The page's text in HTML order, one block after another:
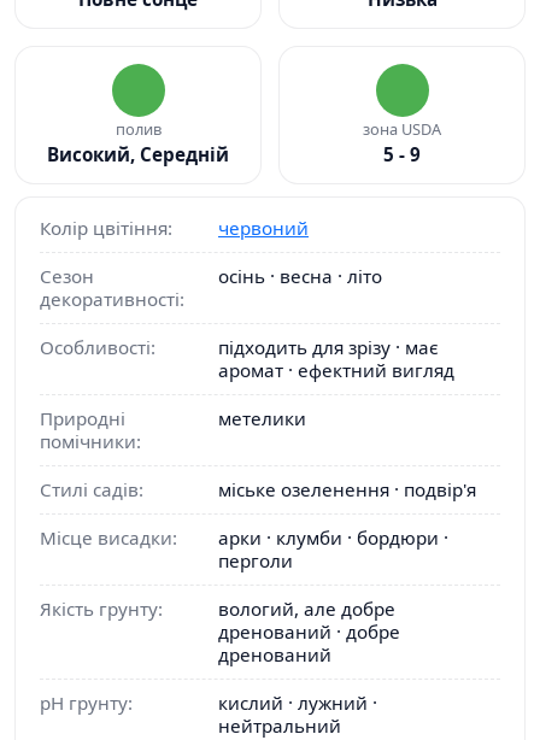
полив
Високий, Середній
зона USDA
5 - 9
Колір цвітіння:
червоний
Сезон
декоративності:
осінь · весна · літо
Особливості:
підходить для зрізу · має
аромат · ефектний вигляд
Природні
помічники:
метелики
Стилі садів:
міське озеленення · подвір'я
Місце висадки:
арки · клумби · бордюри ·
перголи
Якість грунту:
вологий, але добре
дренований · добре
дренований
pH грунту:
кислий · лужний ·
нейтральний